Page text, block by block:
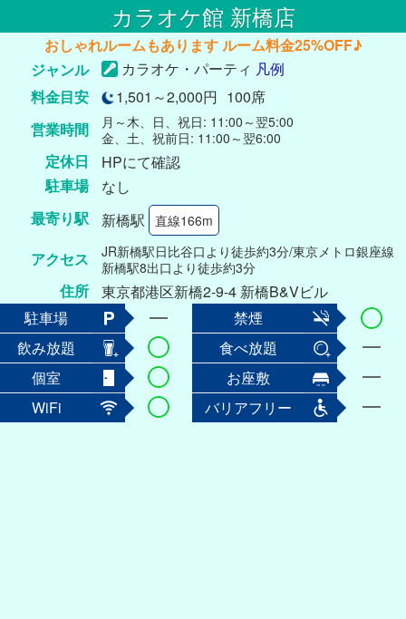
カラオケ館 新橋店
おしゃれルームもあります ルーム料金25%OFF♪
ジャンル
カラオケ・パーティ 凡例
料金目安
1,501～2,000円 100席
営業時間
月～木、日、祝日: 11:00～翌5:00
金、土、祝前日: 11:00～翌6:00
定休日
HPにて確認
駐車場
なし
最寄り駅
新橋駅 直線166m
アクセス
JR新橋駅日比谷口より徒歩約3分/東京メトロ銀座線
新橋駅8出口より徒歩約3分
住所
東京都港区新橋2-9-4 新橋B&Vビル
駐車場
禁煙
飲み放題
食べ放題
個室
お座敷
WiFi
バリアフリー